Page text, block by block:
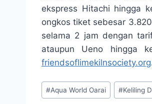
ekspress Hitachi hingga
ongkos tiket sebesar
selama 2 jam dengan
ataupun Ueno hingga
friendsoflimekilnsociety.org
Post
Tags:
#Aqua World Oarai #Keliling